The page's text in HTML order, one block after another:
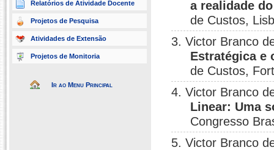
Relatórios de Atividade Docente
Projetos de Pesquisa
Atividades de Extensão
Projetos de Monitoria
Ir ao Menu Principal
a realidade
de Custos,
3. Victor Branco
Estratégica e
de Custos,
4. Victor Branco
Linear: Uma
Congresso
5. Victor Branco